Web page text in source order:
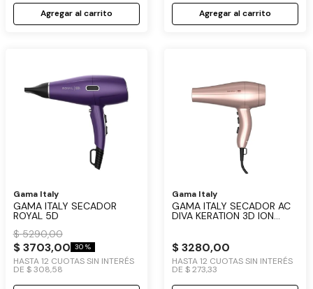
Agregar al carrito Agregar al carrito
Gama Italy
GAMA ITALY SECADOR
ROYAL 5D
$ 5290,00
$ 3703,00 30 %
HASTA12 CUOTAS SIN INTERÉS
DE $ 308,58
Gama Italy
GAMA ITALY SECADOR AC
DIVA KERATION 3D ION
$ 3280,00
HASTA12 CUOTAS SIN INTERÉS
DE $ 273,33